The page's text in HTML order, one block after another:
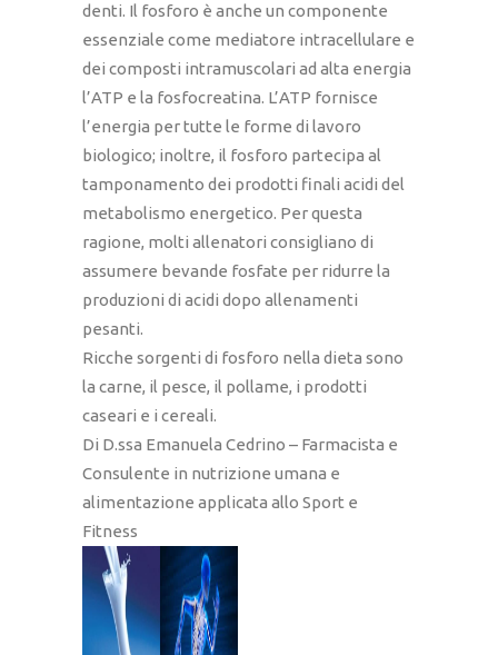
denti. Il fosforo è anche un componente
essenziale come mediatore intracellulare e
dei composti intramuscolari ad alta energia
l’ATP e la fosfocreatina. L’ATP fornisce
l’energia per tutte le forme di lavoro
biologico; inoltre, il fosforo partecipa al
tamponamento dei prodotti finali acidi del
metabolismo energetico. Per questa
ragione, molti allenatori consigliano di
assumere bevande fosfate per ridurre la
produzioni di acidi dopo allenamenti
pesanti.
Ricche sorgenti di fosforo nella dieta sono
la carne, il pesce, il pollame, i prodotti
caseari e i cereali.
Di D.ssa Emanuela Cedrino – Farmacista e
Consulente in nutrizione umana e
alimentazione applicata allo Sport e
Fitness